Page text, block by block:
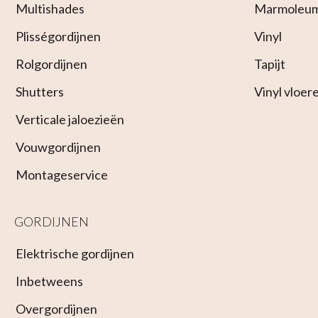
Multishades
Plisségordijnen
Rolgordijnen
Shutters
Verticale jaloezieën
Vouwgordijnen
Montageservice
GORDIJNEN
Elektrische gordijnen
Inbetweens
Overgordijnen
Vinyl
Tapijt
Vinyl